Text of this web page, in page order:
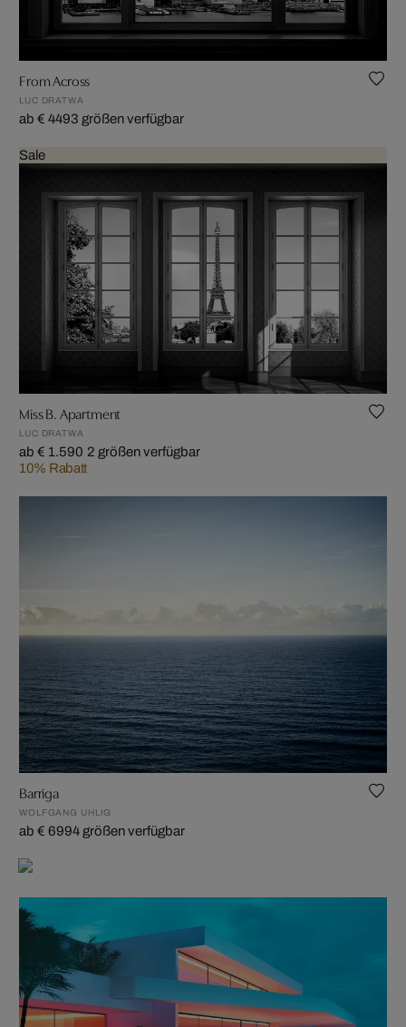
From Across
LUC DRATWA
ab € 4493 größen verfügbar
Sale
Miss B. Apartment
LUC DRATWA
ab € 1.590
10% Rabatt
2 größen verfügbar
Barriga
WOLFGANG UHLIG
ab € 6994 größen verfügbar